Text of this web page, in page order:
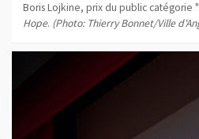
Boris Lojkine, prix du public catégorie
Hope. (Photo: Thierry Bonnet/Ville